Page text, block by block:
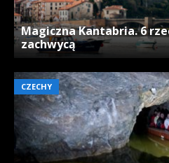
Magiczna Kantabria. 6
zachwycą
CZECHY